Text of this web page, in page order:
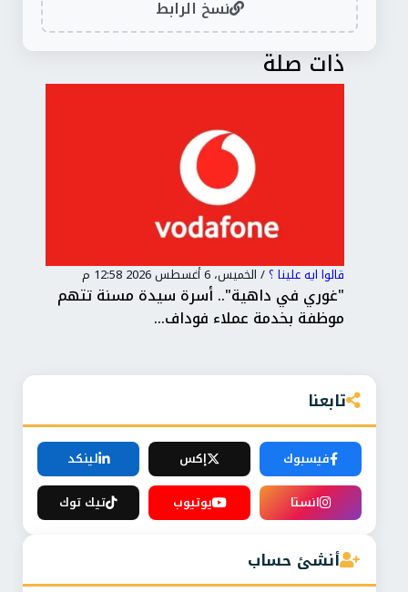
نسخ الرابط
ذات صلة
قالوا ايه علينا ؟/ الخميس، 6 أغسطس 2026 12:58 م
"غوري في داهية".. أسرة سيدة مسنة تتهم
موظفة بخدمة عملاء فوداف...
تابعنا
فيسبوك إكس
لينكد
انستا
يوتيوب تيك توك
أنشئ حساب